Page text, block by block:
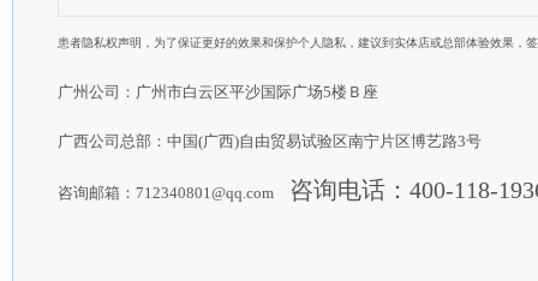
患者隐私权声明，为了保证更好的效果和保护个人隐私，建议到实体店或总部体验效果，
广州公司：广州市白云区平沙国际广场5楼Ｂ座
广西公司总部：中国(广西)自由贸易试验区南宁片区博艺路3号
咨询邮箱：712340801@qq.com 咨询电话：400-118-